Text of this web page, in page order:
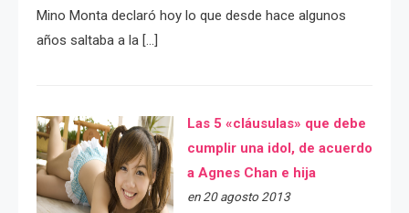
Mino Monta declaró hoy lo que desde hace algunos
años saltaba a la […]
Las 5 «cláusulas» que debe
cumplir una idol, de acuerdo
a Agnes Chan e hija
en 20 agosto 2013